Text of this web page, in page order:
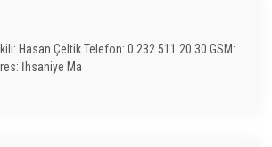
Hasan Çeltik Telefon: 0 232 511 20 30 GSM:
İhsaniye Ma